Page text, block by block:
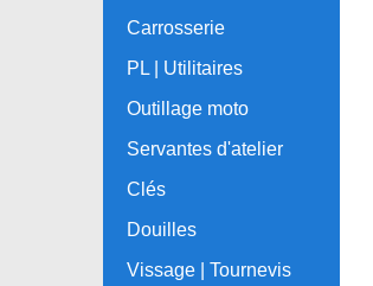
Carrosserie
PL | Utilitaires
Outillage moto
Servantes d'atelier
Clés
Douilles
Vissage | Tournevis